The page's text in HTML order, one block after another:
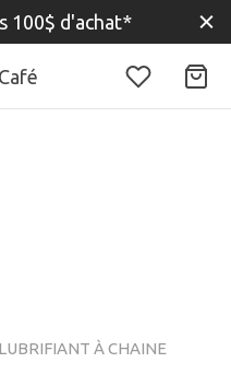
100$ d'achat*
LUBRIFIANT À CHAINE